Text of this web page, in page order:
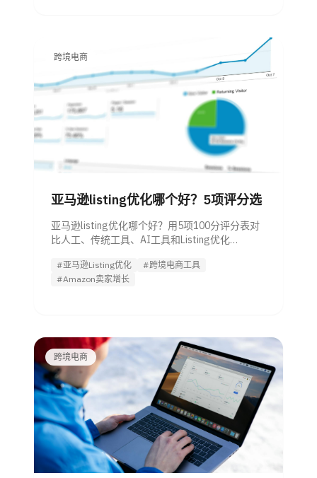
跨境电商
亚马逊listing优化哪个好？5项评分选
亚马逊listing优化哪个好？用5项100分评分表对
比人工、传统工具、AI工具和Listing优化
#亚马逊Listing优化
#跨境电商工具
#Amazon卖家增长
跨境电商